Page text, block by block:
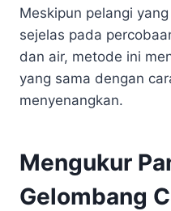
Meskipun pelangi
sejelas pada
dan air, metode ini
yang sama dengan
menyenangkan.
Mengukur
Gelombang